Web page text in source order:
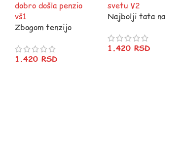
Zbogom tenzijo
vš1
1.420 RSD
Najbolji tata na
1.420RSD